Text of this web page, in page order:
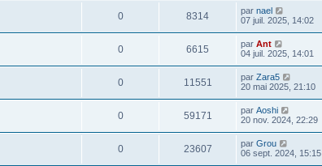
0 8314 par nael
07 juil. 2025, 14:02
0 6615 par Ant
04 juil. 2025, 14:01
0 11551 par Zara5
20 mai 2025, 21:10
0 59171 par Aoshi
20 nov. 2024, 22:29
0 23607 par Grou
06 sept. 2024, 15:15